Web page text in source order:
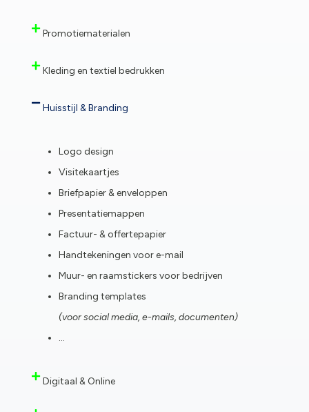
Promotiematerialen
Kleding en textiel bedrukken
Huisstijl & Branding
Logo design
Visitekaartjes
Briefpapier & enveloppen
Presentatiemappen
Factuur- & offertepapier
Handtekeningen voor e-mail
Muur- en raamstickers voor bedrijven
Branding templates
(voor social media, e-mails, documenten)
…
Digitaal & Online